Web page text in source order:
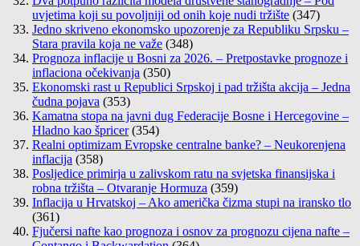
uvjetima koji su povoljniji od onih koje nudi tržište (347)
Jedno skriveno ekonomsko upozorenje za Republiku Srpsku –
Stara pravila koja ne važe (348)
Prognoza inflacije u Bosni za 2026. – Pretpostavke prognoze i
inflaciona očekivanja (350)
Ekonomski rast u Republici Srpskoj i pad tržišta akcija – Jedna
čudna pojava (353)
Kamatna stopa na javni dug Federacije Bosne i Hercegovine –
Hladno kao špricer (354)
Realni optimizam Evropske centralne banke? – Neukorenjena
inflacija (358)
Posljedice primirja u zalivskom ratu na svjetska finansijska i
robna tržišta – Otvaranje Hormuza (359)
Inflacija u Hrvatskoj – Ako američka čizma stupi na iransko tlo
(361)
Fjučersi nafte kao prognoza i osnov za prognozu cijena nafte –